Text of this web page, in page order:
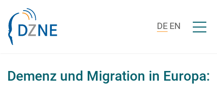
DE EN Menü
Demenz und Migration in Europa: